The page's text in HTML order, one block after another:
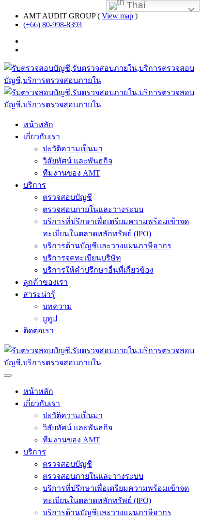
AMT AUDIT GROUP ( View map )
(+66) 80-998-8393
หน้าหลัก
เกี่ยวกับเรา
ปะวัติความเป็นมา
วิสัยทัศน์ และพันธกิจ
ทีมงานของ AMT
บริการ
ตรวจสอบบัญชี
ตรวจสอบภายในและวางระบบ
บริการที่ปรึกษาเพื่อเตรียมความพร้อมเข้าจด
ทะเบียนในตลาดหลักทรัพย์ (IPO)
บริการด้านบัญชีและวางแผนภาษีอากร
บริการจดทะเบียนบริษัท
บริการให้คำปรึกษาอื่นที่เกี่ยวข้อง
ลูกค้าของเรา
สาระน่ารู้
บทความ
ยูทูป
ติดต่อเรา
หน้าหลัก
เกี่ยวกับเรา
ปะวัติความเป็นมา
วิสัยทัศน์ และพันธกิจ
ทีมงานของ AMT
บริการ
ตรวจสอบบัญชี
ตรวจสอบภายในและวางระบบ
บริการที่ปรึกษาเพื่อเตรียมความพร้อมเข้าจด
ทะเบียนในตลาดหลักทรัพย์ (IPO)
บริการด้านบัญชีและวางแผนภาษีอากร
Thai